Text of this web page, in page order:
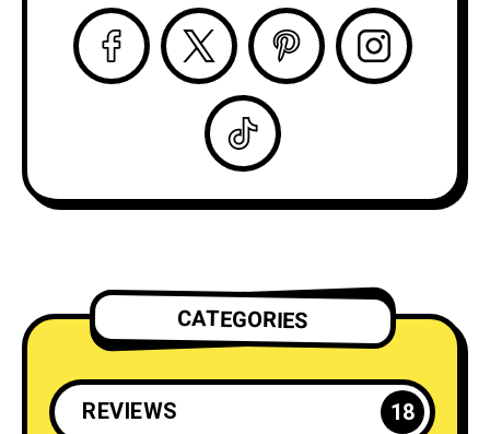
CATEGORIES
REVIEWS 18